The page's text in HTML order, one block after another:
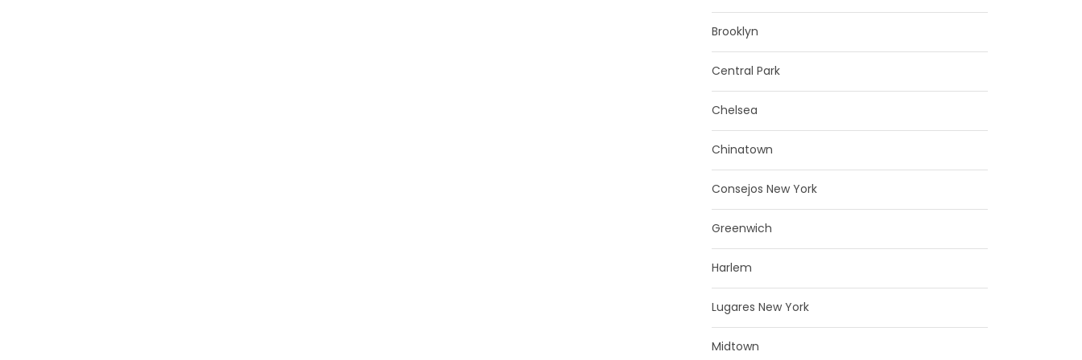
Brooklyn
Central Park
Chelsea
Chinatown
Consejos New York
Greenwich
Harlem
Lugares New York
Midtown